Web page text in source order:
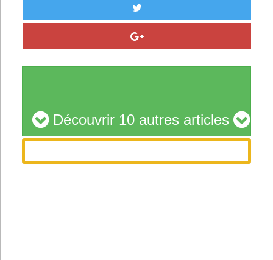
Découvrir 10 autres articles